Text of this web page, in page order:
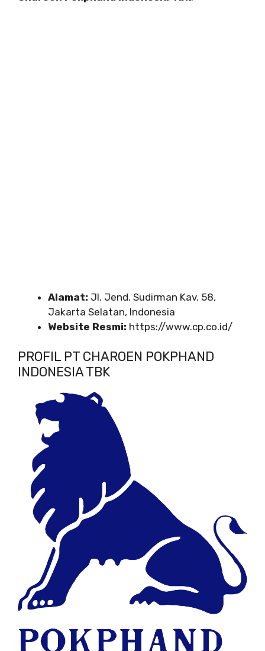
Alamat: Jl. Jend. Sudirman Kav. 58,
Jakarta Selatan, Indonesia
Website Resmi: https://www.cp.co.id/
PROFIL PT CHAROEN POKPHAND
INDONESIA TBK